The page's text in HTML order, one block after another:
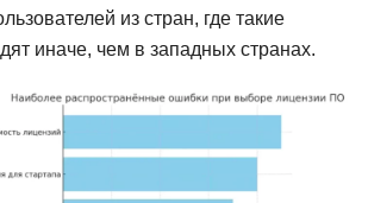
из стран, где такие
иначе, чем в западных странах.